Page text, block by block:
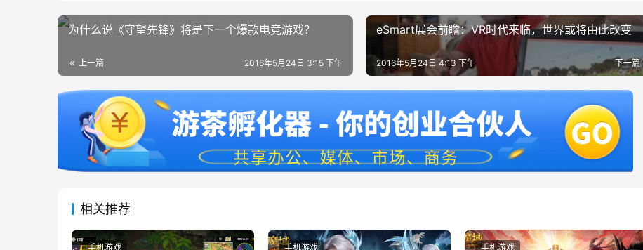
为什么说《守望先锋》将是下一个爆款电竞游戏？
上一篇 2016年5月24日 3:15 下午
eSmart展会前瞻：VR时代来临，世界或将由此改变
下一篇
2016年5月24日 4:13 下午
相关推荐
手机游戏 手机游戏 手机游戏